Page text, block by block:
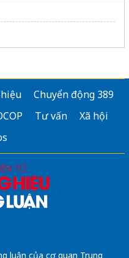
Chuyển động 389
Tư vấn
Xã hội
luận của cơ quan Trung